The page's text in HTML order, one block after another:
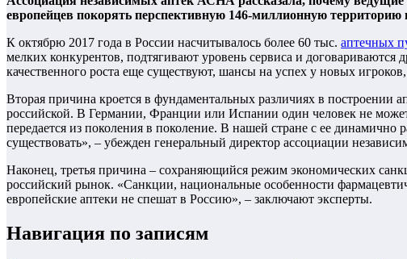
европейцев покорять перспективную 146-миллионную
К октябрю 2017 года в России насчитывалось более 60 тыс. аптечных
мелких конкурентов, подтягивают уровень сервиса и
качественного роста еще существуют, шансы на успех у новых
Вторая причина кроется в фундаментальных различиях в построении
российской. В Германии, Франции или Испании один человек не
передается из поколения в поколение. В нашей стране с ее
существовать», – убежден генеральный директор ассоциации
Наконец, третья причина – сохраняющийся режим экономических
российский рынок. «Санкции, национальные особенности
европейские аптеки не спешат в Россию», – заключают эксперты.
Навигация по записям